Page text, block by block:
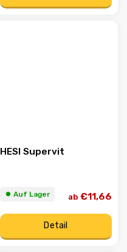
HESI Supervit
⏺︎ Auf Lager ab €11,66
Detail